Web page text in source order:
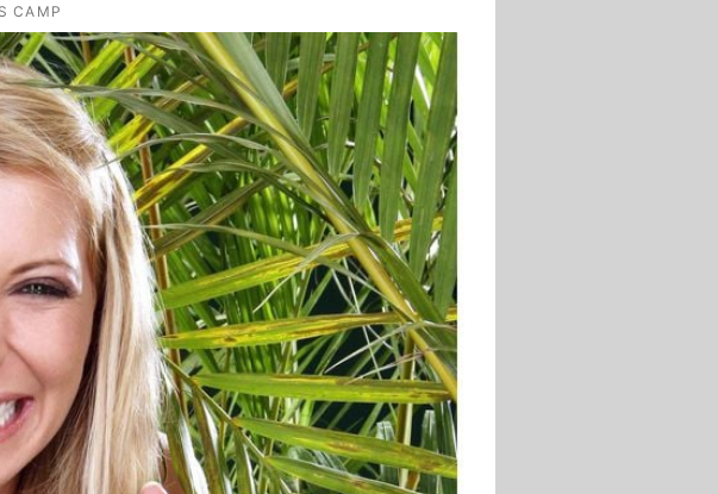
CAMP